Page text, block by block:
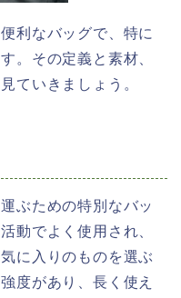
利なバッグで、特に
。その定義と素材、
ていきましょう。
ぶための特別なバッ
動でよく使用され、
に入りのものを選ぶ
度があり、長く使え